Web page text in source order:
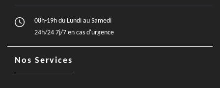
08h-19h du Lundi au Samedi
24h/24 7j/7 en cas d'urgence
Nos Services